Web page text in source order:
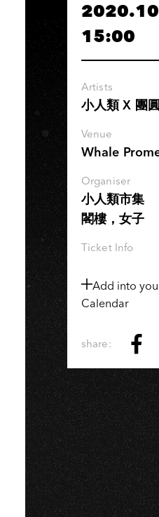
15:00
Artists
小人類 X 團
Venue
Whale
Organiser
小人類市集
閣樓，女子
Ticket Info
Add into
Calendar
share:
on
Copy
Link